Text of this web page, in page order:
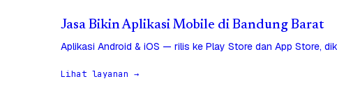
Jasa Bikin Aplikasi Mobile di Bandung Barat
Aplikasi Android & iOS — rilis ke Play Store dan App Store,
Lihat layanan →